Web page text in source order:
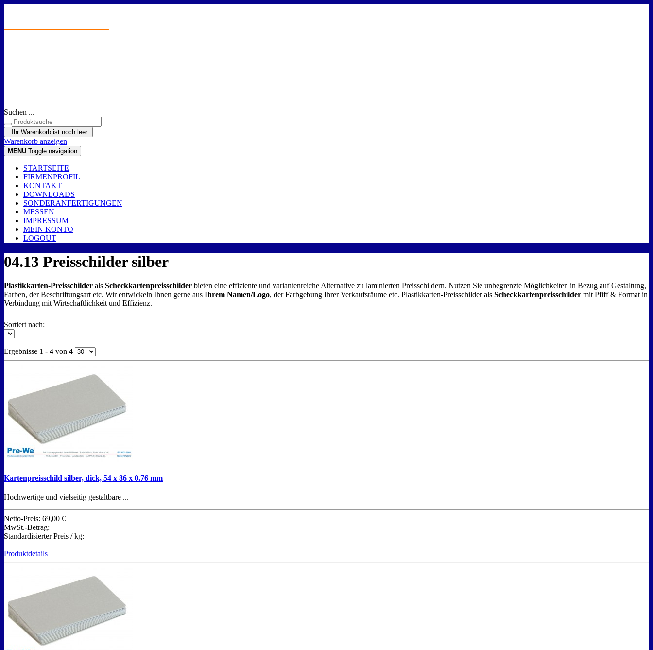
Suchen ...
Ihr Warenkorb ist noch leer.
Warenkorb anzeigen
MENU Toggle navigation
STARTSEITE
FIRMENPROFIL
KONTAKT
DOWNLOADS
SONDERANFERTIGUNGEN
MESSEN
IMPRESSUM
MEIN KONTO
LOGOUT
04.13 Preisschilder silber
Plastikkarten-Preisschilder als Scheckkartenpreisschilder bieten eine effiziente und variantenreiche Alternative zu laminierten Preisschildern. Nutzen Sie unbegrenzte Möglichkeiten in Bezug auf Gestaltung,
Farben, der Beschriftungsart etc. Wir entwickeln Ihnen gerne aus Ihrem Namen/Logo, der Farbgebung Ihrer Verkaufsräume etc. Plastikkarten-Preisschilder als Scheckkartenpreisschilder mit Pfiff & Format in
Verbindung mit Wirtschaftlichkeit und Effizienz.
Sortiert nach:
Ergebnisse 1 - 4 von 4
Kartenpreisschild silber, dick, 54 x 86 x 0.76 mm
Hochwertige und vielseitig gestaltbare ...
Netto-Preis: 69,00 €
MwSt.-Betrag:
Standardisierter Preis / kg:
Produktdetails